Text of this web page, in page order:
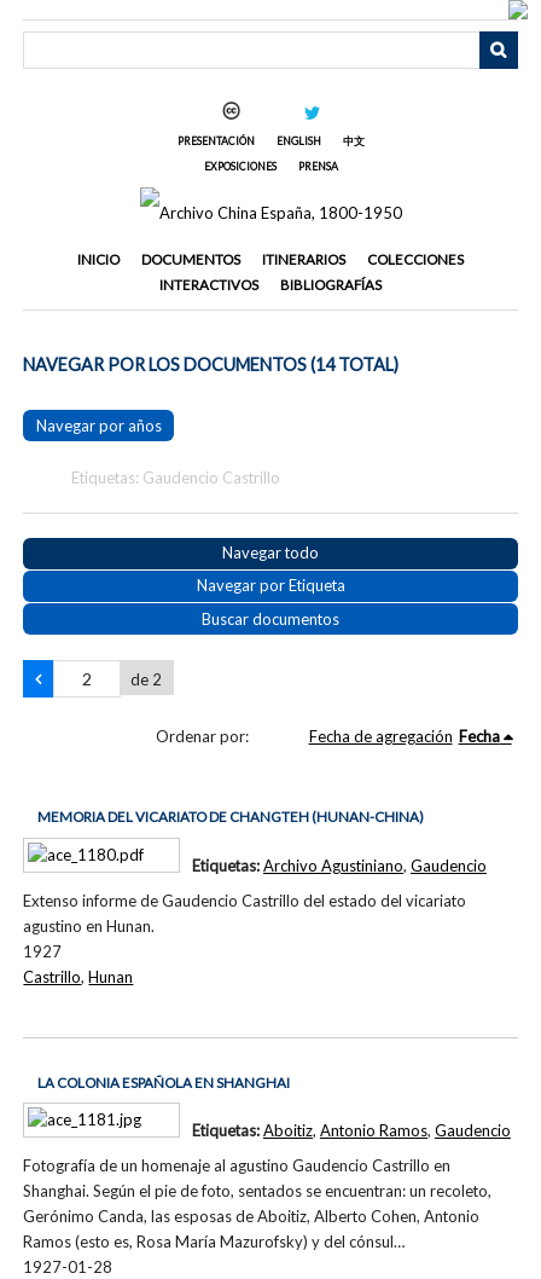
PRESENTACIÓN ENGLISH
中文
EXPOSICIONES
PRENSA
INICIO DOCUMENTOS ITINERARIOS
COLECCIONES
INTERACTIVOS
BIBLIOGRAFÍAS
NAVEGAR POR LOS DOCUMENTOS (14 TOTAL)
Navegar por años
Etiquetas: Gaudencio Castrillo
Navegar todo
Navegar por Etiqueta
Buscar documentos
de 2
Ordenar por: Fecha de agregación Fecha
MEMORIA DEL VICARIATO DE CHANGTEH (HUNAN-CHINA)
Extenso informe de Gaudencio Castrillo del estado del vicariato
agustino en Hunan.
1927
Etiquetas:Archivo Agustiniano, Gaudencio
Castrillo,Hunan
LA COLONIA ESPAÑOLA EN SHANGHAI
Fotografía de un homenaje al agustino Gaudencio Castrillo en
Shanghai. Según el pie de foto, sentados se encuentran: un recoleto,
Gerónimo Canda, las esposas de Aboitiz, Alberto Cohen, Antonio
Ramos (esto es, Rosa María Mazurofsky) y del cónsul…
1927-01-28
Etiquetas:Aboitiz, Antonio Ramos, Gaudencio